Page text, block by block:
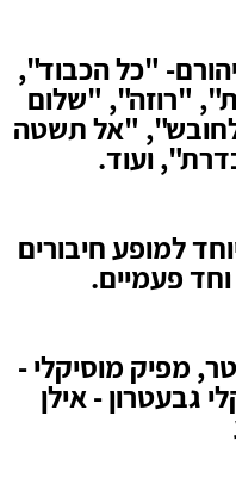
"כל הכבוד",
"רוזה", "שלום
"אל תשטה
ועוד.
למופע חיבורים
פעמיים.
מפיק מוסיקלי -
גבעטרון - אילן